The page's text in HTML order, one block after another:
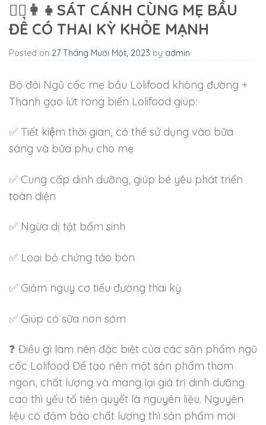
🧘‍♀️👩‍👧SÁT CÁNH CÙNG MẸ BẦU
ĐỂ CÓ THAI KỲ KHỎE MẠNH
Posted on 27 Tháng Mười Một, 2023 by admin
Bộ đôi Ngũ cốc mẹ bầu Lolifood không đường +
Thanh gạo lứt rong biển Lolifood giúp:
✅ Tiết kiệm thời gian, có thể sử dụng vào bữa
sáng và bữa phụ cho mẹ
✅ Cung cấp dinh dưỡng, giúp bé yêu phát triển
toàn diện
✅ Ngừa dị tật bẩm sinh
✅ Loại bỏ chứng táo bón
✅ Giảm nguy cơ tiểu đường thai kỳ
✅ Giúp có sữa non sớm
❓ Điều gì làm nên đặc biệt của các sản phẩm ngũ
cốc Lolifood Để tạo nên một sản phẩm thơm
ngon, chất lượng và mang lại giá trị dinh dưỡng
cao thì yếu tố tiên quyết là nguyên liệu. Nguyên
liệu có đảm bảo chất lượng thì sản phẩm mới